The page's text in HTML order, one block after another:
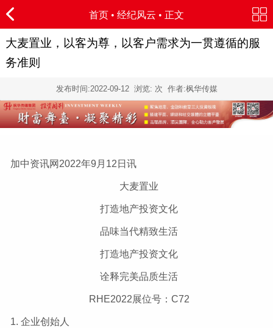
首页 • 经纪风云 • 正文
大麦置业，以客为尊，以客户需求为一贯遵循的服
务准则
发布时间:2022-09-12浏览: 次 作者:枫华传媒
加中资讯网2022年9月12日讯
大麦置业
打造地产投资文化
品味当代精致生活
打造地产投资文化
诠释完美品质生活
RHE2022展位号：C72
1. 企业创始人